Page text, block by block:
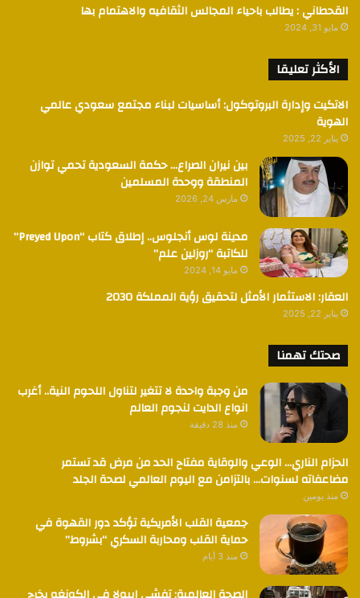
القحطاني : يطالب باحياء المجالس الثقافيه والاهتمام بها
مايو 31, 2024
الأكثر تعليقا
الاتكيت وإدارة البروتوكول: أساسيات لبناء مجتمع سعودي عالمي
الهوية
يناير 22, 2025
بين نيران الصراع… حكمة السعودية تحمي توازن
المنطقة ووحدة المسلمين
مارس 24, 2026
مدينة لوس أنجلوس.. إطلاق كتاب “Preyed Upon”
للكاتبة “روزلين علم”
مايو 14, 2024
العقار: الاستثمار الأمثل لتحقيق رؤية المملكة 2030
يناير 22, 2025
صحتك تهمنا
من وجبة واحدة لا تتغير لتناول اللحوم النية.. أغرب
انواع الدايت لنجوم العالم
منذ 28 دقيقة
الحزام الناري… الوعي والوقاية مفتاح الحد من مرض قد تستمر
مضاعفاته لسنوات… بالتزامن مع اليوم العالمي لصحة الجلد
منذ يومين
جمعية القلب الأمريكية تؤكد دور القهوة في
حماية القلب ومحاربة السكري “بشروط”
منذ 3 أيام